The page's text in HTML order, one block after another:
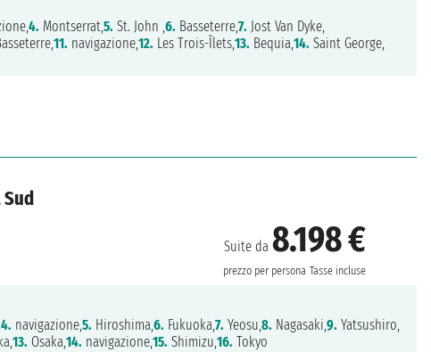
4. Montserrat,5. St. John ,6. Basseterre,7. Jost Van Dyke,
11. navigazione,12. Les Trois-Îlets,13. Bequia,14. Saint George,
Suite da8.198 €
prezzo per persona Tasse incluse
4. navigazione,5. Hiroshima,6. Fukuoka,7. Yeosu,8. Nagasaki,9. Yatsushiro,
13. Osaka,14. navigazione,15. Shimizu,16. Tokyo